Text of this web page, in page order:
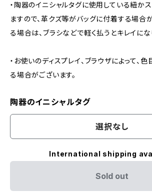
・陶器のイニシャルタグに使用している紐か
ますので、革クズ等がバッグに付着する場合
る場合は、ブラシなどで軽く払うとキレイにな
・お使いのディスプレイ、ブラウザによって、
る場合がございます。
陶器のイニシャルタグ
選択なし
International shipping
Sold out